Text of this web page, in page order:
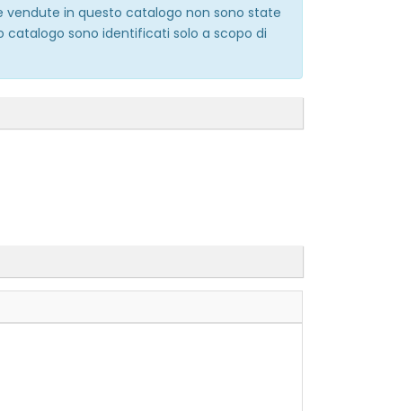
in questo catalogo non sono state
catalogo sono identificati solo a scopo di